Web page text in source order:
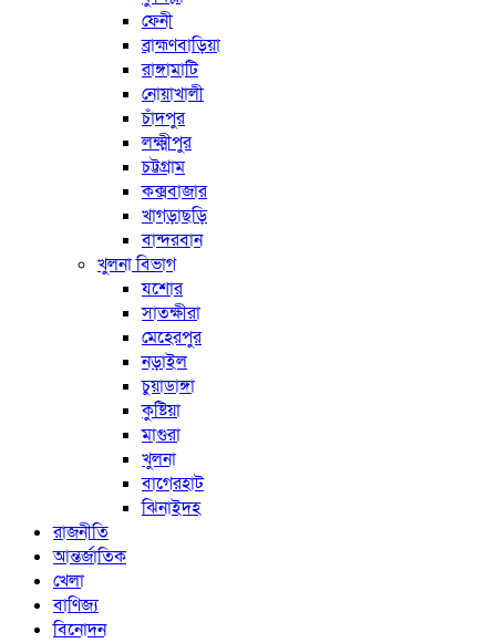
ফেনী
ব্রাহ্মণবাড়িয়া
রাঙ্গামাটি
নোয়াখালী
চাঁদপুর
লক্ষ্মীপুর
চট্টগ্রাম
কক্সবাজার
খাগড়াছড়ি
বান্দরবান
খুলনা বিভাগ
যশোর
সাতক্ষীরা
মেহেরপুর
নড়াইল
চুয়াডাঙ্গা
কুষ্টিয়া
মাগুরা
খুলনা
বাগেরহাট
ঝিনাইদহ
রাজনীতি
আন্তর্জাতিক
খেলা
বাণিজ্য
বিনোদন